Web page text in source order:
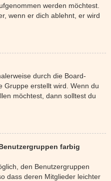
werden möchtest.
wenn er dich ablehnt, er wird
durch die Board-
Gruppe erstellt wird. Wenn du
möchtest, dann solltest du
farbig
den Benutzergruppen
dass deren Mitglieder leichter